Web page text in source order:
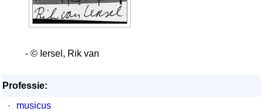
- © Iersel, Rik van
Professie:
·
musicus